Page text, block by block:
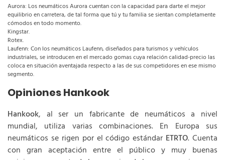
Aurora: Los neumáticos Aurora cuentan con la capacidad para darte el mejor
equilibrio en carretera, de tal forma que tú y tu familia se sientan completamente
cómodos en todo momento.
Kingstar.
Rotex.
Laufenn: Con los neumáticos Laufenn, diseñados para turismos y vehículos
industriales, se introducen en el mercado gomas cuya relación calidad-precio las
coloca en situación aventajada respecto a las de sus competidores en ese mismo
segmento.
Opiniones Hankook
Hankook, al ser un fabricante de neumáticos a nivel
mundial, utiliza varias combinaciones. En Europa sus
neumáticos se rigen por el código estándar ETRTO. Cuenta
con gran aceptación entre el público y muy buenas